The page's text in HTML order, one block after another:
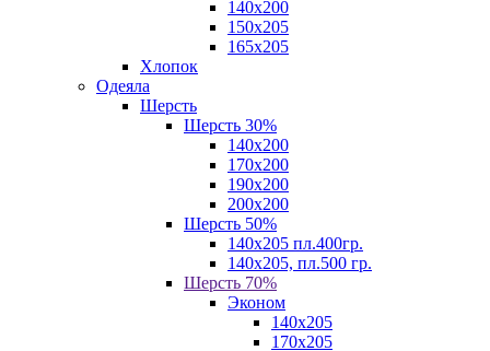
140x200
150х205
165х205
Хлопок
Одеяла
Шерсть
Шерсть 30%
140х200
170х200
190х200
200х200
Шерсть 50%
140х205 пл.400гр.
140х205, пл.500 гр.
Шерсть 70%
Эконом
140х205
170х205